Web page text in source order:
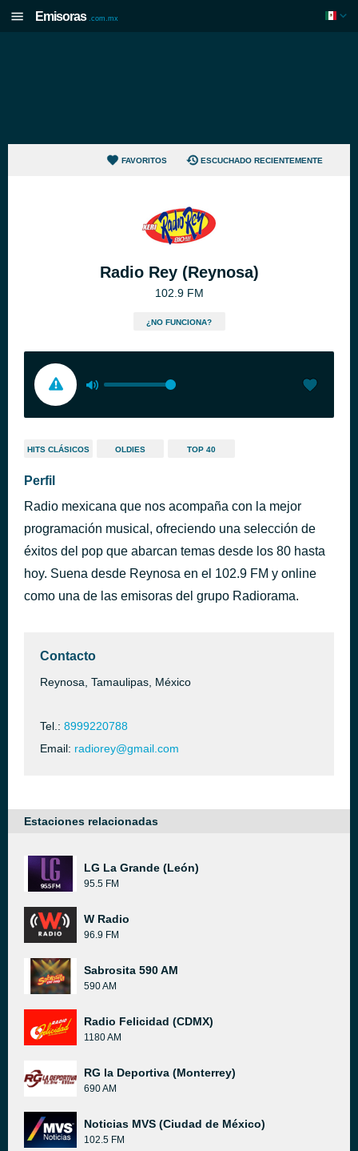
Emisoras .com.mx
FAVORITOS ESCUCHADO RECIENTEMENTE
Radio Rey (Reynosa)
102.9 FM
¿NO FUNCIONA?
HITS CLÁSICOS OLDIES TOP 40
Perfil
Radio mexicana que nos acompaña con la mejor
programación musical, ofreciendo una selección de
éxitos del pop que abarcan temas desde los 80 hasta
hoy. Suena desde Reynosa en el 102.9 FM y online
como una de las emisoras del grupo Radiorama.
Contacto
Reynosa, Tamaulipas, México
Tel.: 8999220788
Email: radiorey@gmail.com
Estaciones relacionadas
LG La Grande (León)
95.5 FM
W Radio
96.9 FM
Sabrosita 590 AM
590 AM
Radio Felicidad (CDMX)
1180 AM
RG la Deportiva (Monterrey)
690 AM
Noticias MVS (Ciudad de México)
102.5 FM